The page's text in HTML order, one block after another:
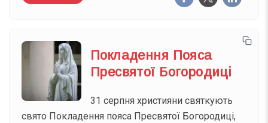
Покладення Пояса
Пресвятої Богородиці
31 серпня християни святкують
свято Покладення пояса Пресвятої Богородиці,